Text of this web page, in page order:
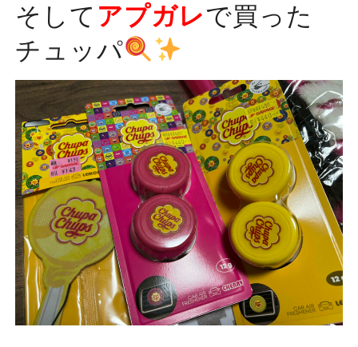
そして アプガレで買った
チュッパ